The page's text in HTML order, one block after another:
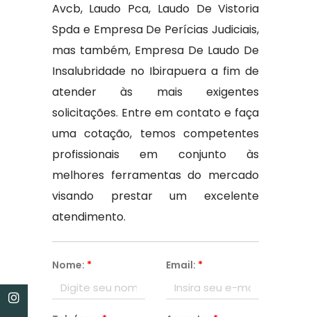
Avcb, Laudo Pca, Laudo De Vistoria
Spda e Empresa De Perícias Judiciais,
mas também, Empresa De Laudo De
Insalubridade no Ibirapuera a fim de
atender às mais exigentes
solicitações. Entre em contato e faça
uma cotação, temos competentes
profissionais em conjunto às
melhores ferramentas do mercado
visando prestar um excelente
atendimento.
Nome: * Email: *